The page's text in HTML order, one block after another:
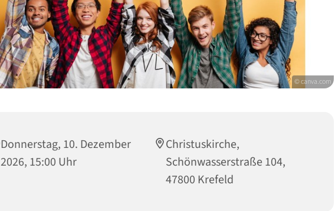
© canva.com
Donnerstag, 10. Dezember
2026, 15:00 Uhr
Christuskirche,
Schönwasserstraße 104,
47800 Krefeld